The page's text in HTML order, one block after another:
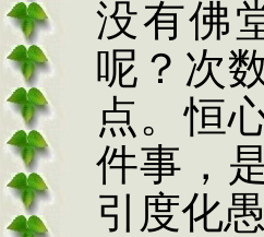
没有佛
呢？次
点。恒
件事，
引度化